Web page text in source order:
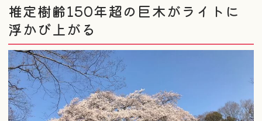
推定樹齢150年超の巨木がライトに
浮かび上がる